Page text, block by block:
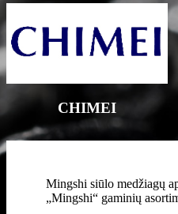
CHIMEI
Mingshi siūlo medžiagų
„Mingshi“ gaminių